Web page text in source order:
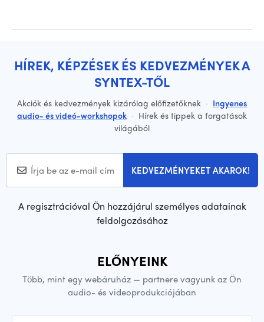
HÍREK, KÉPZÉSEK ÉS KEDVEZMÉNYEK A
SYNTEX-TŐL
Akciók és kedvezmények kizárólag előfizetőknek · Ingyenes
audio- és videó-workshopok · Hírek és tippek a forgatások
világából
KEDVEZMÉNYEKET AKAROK!
A regisztrációval Ön hozzájárul személyes adatainak
feldolgozásához
ELŐNYEINK
Több, mint egy webáruház — partnere vagyunk az Ön
audio- és videoprodukciójában